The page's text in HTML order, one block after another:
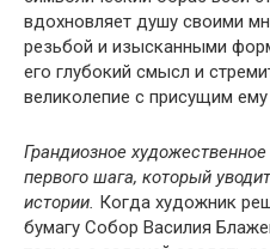
вдохновляет душу своими
резьбой и изысканными
его глубокий смысл и
великолепие с присущим
Грандиозное
первого шага, который
истории. Когда художник
бумагу Собор Василия